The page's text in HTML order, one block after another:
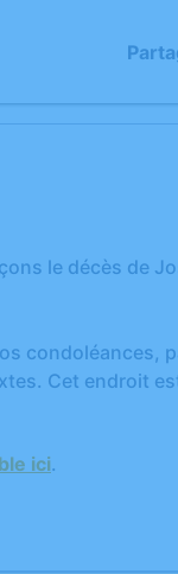
le décès de
condoléances,
Cet endroit
ici.